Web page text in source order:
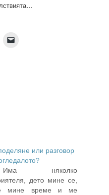
или разговор
Има няколко
дето мине се,
мине време и ме